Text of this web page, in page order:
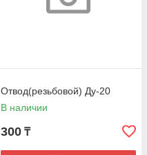
Отвод(резьбовой) Ду-20
В наличии
300 ₸